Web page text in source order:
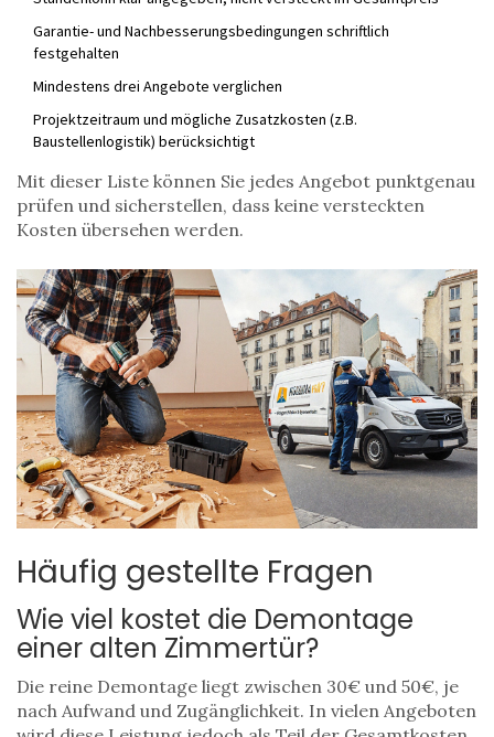
Garantie- und Nachbesserungsbedingungen schriftlich
festgehalten
Mindestens drei Angebote verglichen
Projektzeitraum und mögliche Zusatzkosten (z.B.
Baustellenlogistik) berücksichtigt
Mit dieser Liste können Sie jedes Angebot punktgenau
prüfen und sicherstellen, dass keine versteckten
Kosten übersehen werden.
Häufig gestellte Fragen
Wie viel kostet die Demontage
einer alten Zimmertür?
Die reine Demontage liegt zwischen 30€ und 50€, je
nach Aufwand und Zugänglichkeit. In vielen Angeboten